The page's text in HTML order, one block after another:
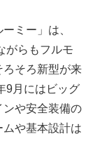
ミー」は、
がらもフルモ
ろそろ新型が来
9月にはビッグ
ンや安全装備の
や基本設計は